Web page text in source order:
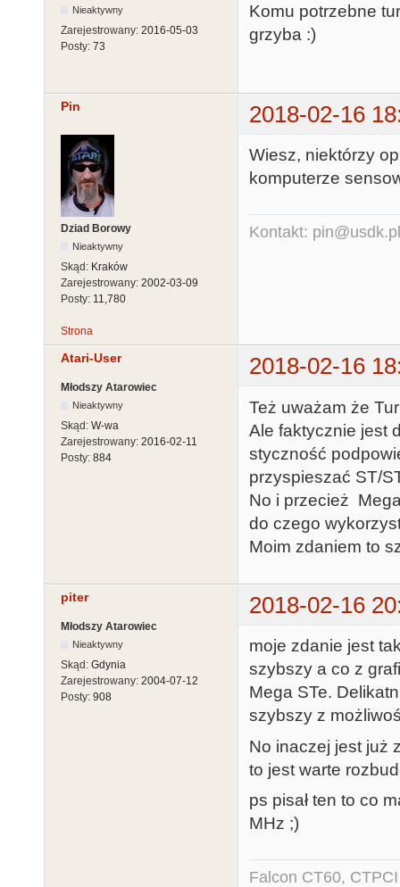
Nieaktywny
Zarejestrowany: 2016-05-03
Posty: 73
Komu potrzebne
grzyba :)
Pin 2018-02-16
Dziad Borowy
Nieaktywny
Skąd: Kraków
Zarejestrowany: 2002-03-09
Posty: 11,780
Wiesz, niektórzy
komputerze
Kontakt: pin@usdk.pl
Strona
Atari-User 2018-02-16
Młodszy Atarowiec
Nieaktywny
Skąd: W-wa
Zarejestrowany: 2016-02-11
Posty: 884
Też uważam że
Ale faktycznie jest
styczność
przyspieszać ST/
No i przecież
do czego
Moim zdaniem to
piter 2018-02-16
Młodszy Atarowiec
Nieaktywny
Skąd: Gdynia
Zarejestrowany: 2004-07-12
Posty: 908
moje zdanie jest
szybszy a co z
Mega STe.
szybszy z
No inaczej jest już
to jest warte
ps pisał ten to co
MHz ;)
Falcon CT60,